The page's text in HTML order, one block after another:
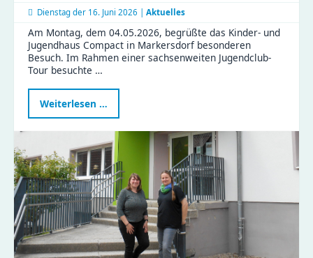
Dienstag der 16. Juni 2026 | Aktuelles
Am Montag, dem 04.05.2026, begrüßte das Kinder- und
Jugendhaus Compact in Markersdorf besonderen
Besuch. Im Rahmen einer sachsenweiten Jugendclub-
Tour besuchte …
Weiterlesen …
Janina
Pfau
zu
Besuch
im
Compact